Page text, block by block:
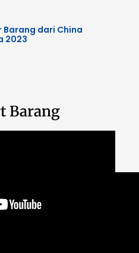
Barang dari China
2023
Barang